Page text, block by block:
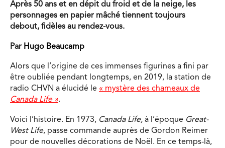
Après 50 ans et en dépit du froid et de la neige, les
personnages en papier mâché tiennent toujours
debout, fidèles au rendez-vous.
Par Hugo Beaucamp
Alors que l’origine de ces immenses figurines a fini par
être oubliée pendant longtemps, en 2019, la station de
radio CHVN a élucidé le « mystère des chameaux de
Canada Life ».
Voici l’histoire. En 1973, Canada Life, à l’époque Great-
West Life, passe commande auprès de Gordon Reimer
pour de nouvelles décorations de Noël. En ce temps-là,